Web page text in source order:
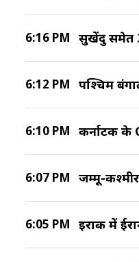
6:16 PM सुखेंदु समेत
6:12 PM पश्चिम
6:10 PM कर्नाटक के
6:07 PM जम्मू-
6:05 PM इराक में